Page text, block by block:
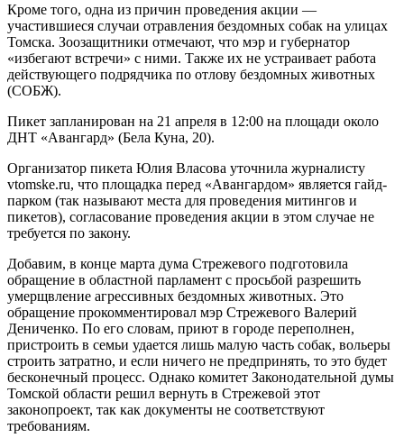
Кроме того, одна из причин проведения акции —
участившиеся случаи отравления бездомных собак на улицах
Томска. Зоозащитники отмечают, что мэр и губернатор
«избегают встречи» с ними. Также их не устраивает работа
действующего подрядчика по отлову бездомных животных
(СОБЖ).
Пикет запланирован на 21 апреля в 12:00 на площади около
ДНТ «Авангард» (Бела Куна, 20).
Организатор пикета Юлия Власова уточнила журналисту
vtomske.ru, что площадка перед «Авангардом» является гайд-
парком (так называют места для проведения митингов и
пикетов), согласование проведения акции в этом случае не
требуется по закону.
Добавим, в конце марта дума Стрежевого подготовила
обращение в областной парламент с просьбой разрешить
умерщвление агрессивных бездомных животных. Это
обращение прокомментировал мэр Стрежевого Валерий
Дениченко. По его словам, приют в городе переполнен,
пристроить в семьи удается лишь малую часть собак, вольеры
строить затратно, и если ничего не предпринять, то это будет
бесконечный процесс. Однако комитет Законодательной думы
Томской области решил вернуть в Стрежевой этот
законопроект, так как документы не соответствуют
требованиям.